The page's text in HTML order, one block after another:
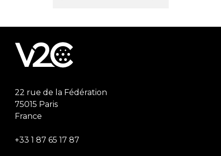
22 rue de la Fédération
75015 Paris
France
+33 1 87 65 17 87